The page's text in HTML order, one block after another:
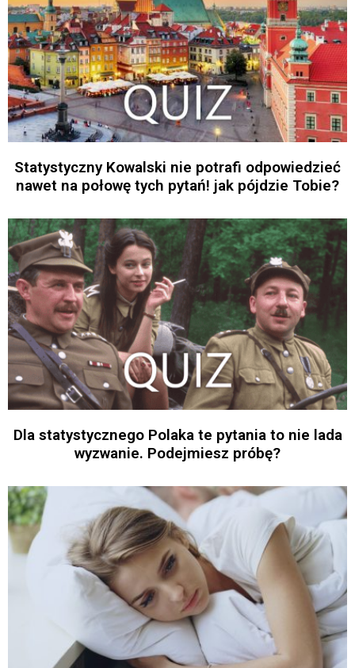
Statystyczny Kowalski nie potrafi odpowiedzieć
nawet na połowę tych pytań! jak pójdzie Tobie?
Dla statystycznego Polaka te pytania to nie lada
wyzwanie. Podejmiesz próbę?